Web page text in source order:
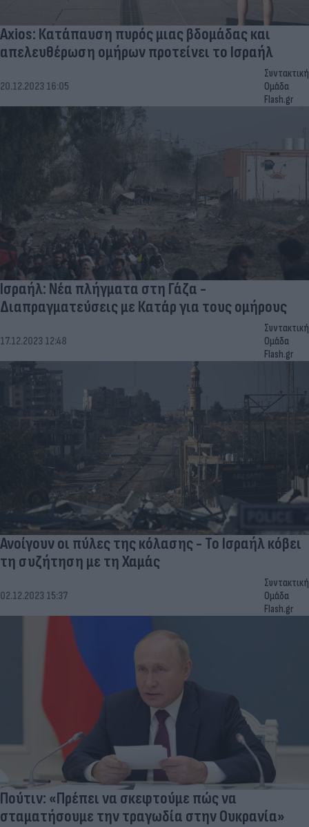
Axios: Κατάπαυση πυρός μιας βδομάδας και
απελευθέρωση ομήρων προτείνει το Ισραήλ
20.12.2023 16:05
Συντακτική
Ομάδα
Flash.gr
Ισραήλ: Νέα πλήγματα στη Γάζα -
Διαπραγματεύσεις με Κατάρ για τους ομήρους
17.12.2023 12:48
Συντακτική
Ομάδα
Flash.gr
Ανοίγουν οι πύλες της κόλασης - Το Ισραήλ κόβει
τη συζήτηση με τη Χαμάς
02.12.2023 15:37
Συντακτική
Ομάδα
Flash.gr
Πούτιν: «Πρέπει να σκεφτούμε πώς να
σταματήσουμε την τραγωδία στην Ουκρανία»